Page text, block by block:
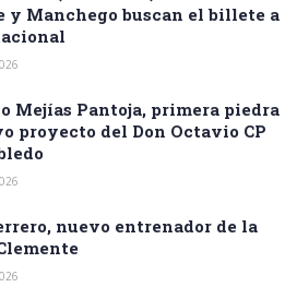
y Manchego buscan el billete a
Mejías Pantoja, primera piedra
proyecto del Don Octavio CP
nuevo entrenador de la